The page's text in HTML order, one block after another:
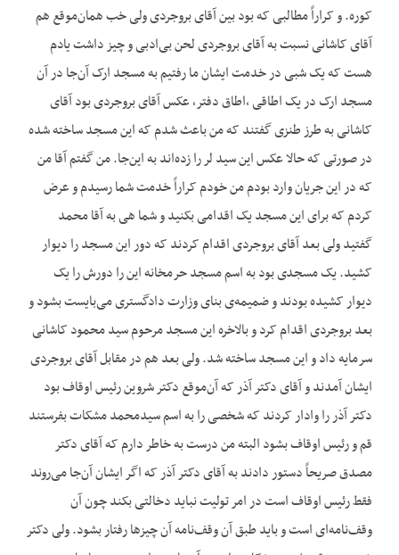
کوره. و کراراً مطالبی که بود بین آقای بروجردی ولی خب همان‌موقع هم
آقای کاشانی نسبت به آقای بروجردی لحن بی‌ادبی و چیز داشت یادم
هست که یک شبی در خدمت ایشان ما رفتیم به مسجد ارک آن‌جا در آن
مسجد ارک در یک اطاقی ،اطاق دفتر، عکس آقای بروجردی بود آقای
کاشانی به طرز طنزی گفتند که من باعث شدم که این مسجد ساخته شده
در صورتی که حالا عکس این سید لر را زده‌اند به این‌جا. من گفتم آقا من
که در این جریان وارد بودم من خودم کراراً خدمت شما رسیدم و عرض
کردم که برای این مسجد یک اقدامی بکنید و شما هی به آقا محمد
گفتید ولی بعد آقای بروجردی اقدام کردند که دور این مسجد را دیوار
کشید. یک مسجدی بود به اسم مسجد حرمخانه این را دورش را یک
دیوار کشیده بودند و ضمیمه‌ی بنای وزارت دادگستری می‌بایست بشود و
بعد بروجردی اقدام کرد و بالاخره این مسجد مرحوم سید محمود کاشانی
سرمایه داد و این مسجد ساخته شد. ولی بعد هم در مقابل آقای بروجردی
ایشان آمدند و آقای دکتر آذر که آن‌موقع دکتر شروین رئیس اوقاف بود
دکتر آذر را وادار کردند که شخصی را به اسم سیدمحمد مشکات بفرستند
قم و رئیس اوقاف بشود البته من درست به خاطر دارم که آقای دکتر
مصدق صریحاً دستور دادند به آقای دکتر آذر که اگر ایشان آن‌جا می‌روند
فقط رئیس اوقاف است در امر تولیت نباید دخالتی بکند چون آن
وقف‌نامه‌ای است و باید طبق آن وقف‌نامه آن چیزها رفتار بشود. ولی دکتر